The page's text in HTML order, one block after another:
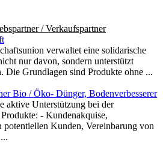
/ Verkaufspartner
verwaltet eine solidarische
nur davon, sondern unterstützt
Die Grundlagen sind Produkte ohne ...
Bio / Öko- Dünger, Bodenverbesserer
aktive Unterstützung bei der
- Kundenakquise,
Kunden, Vereinbarung von